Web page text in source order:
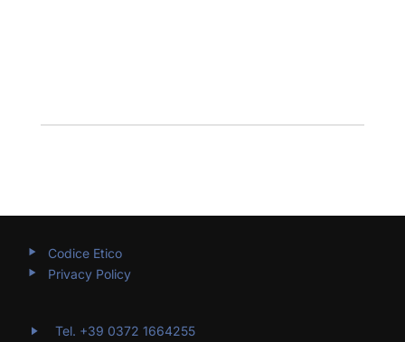
Codice Etico
Privacy Policy
Tel. +39 0372 1664255